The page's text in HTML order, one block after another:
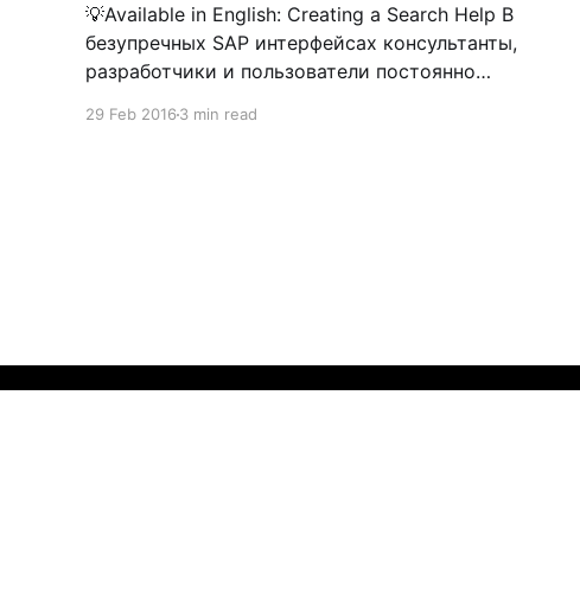
набором
💡Available in English: Creating a Search Help В
безупречных SAP интерфейсах консультанты,
разработчики и пользователи постоянно
29 Feb 2016 3 min read